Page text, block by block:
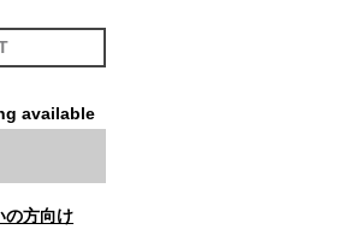
available
の方向け